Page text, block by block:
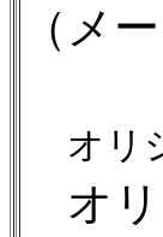
（メ
オリ
オリ